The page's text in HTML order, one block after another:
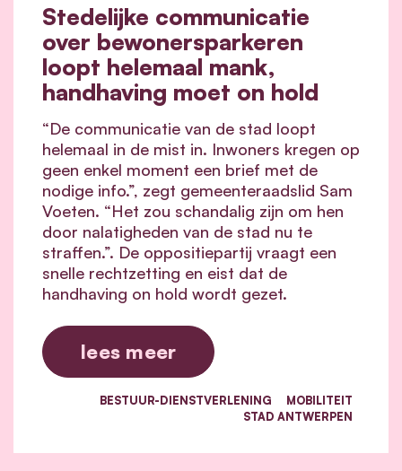
Stedelijke communicatie
over bewonersparkeren
loopt helemaal mank,
handhaving moet on hold
“De communicatie van de stad loopt
helemaal in de mist in. Inwoners kregen op
geen enkel moment een brief met de
nodige info.”, zegt gemeenteraadslid Sam
Voeten. “Het zou schandalig zijn om hen
door nalatigheden van de stad nu te
straffen.”. De oppositiepartij vraagt een
snelle rechtzetting en eist dat de
handhaving on hold wordt gezet.
lees meer
BESTUUR-DIENSTVERLENING
MOBILITEIT
STAD ANTWERPEN